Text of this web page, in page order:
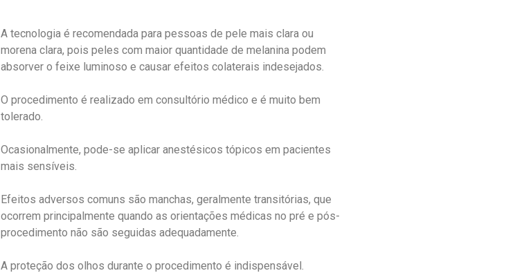
A tecnologia é recomendada para pessoas de pele mais clara ou
morena clara, pois peles com maior quantidade de melanina podem
absorver o feixe luminoso e causar efeitos colaterais indesejados.
O procedimento é realizado em consultório médico e é muito bem
tolerado.
Ocasionalmente, pode-se aplicar anestésicos tópicos em pacientes
mais sensíveis.
Efeitos adversos comuns são manchas, geralmente transitórias, que
ocorrem principalmente quando as orientações médicas no pré e pós-
procedimento não são seguidas adequadamente.
A proteção dos olhos durante o procedimento é indispensável.